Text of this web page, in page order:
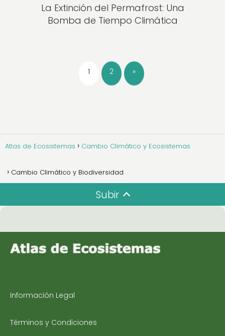
La Extinción del Permafrost: Una
Bomba de Tiempo Climática
1 2 »
Atlas de Ecosistemas Cambio Climático y Ecosistemas
Cambio Climático y Biodiversidad
Subir
Información Legal
Términos y Condiciones